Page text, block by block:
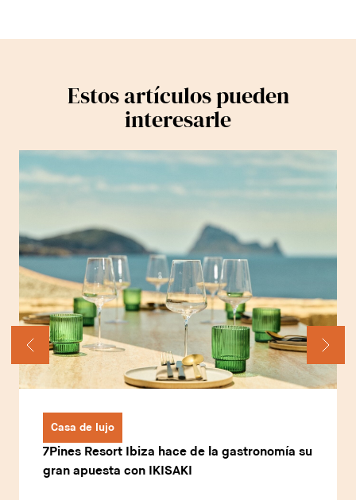
Estos artículos pueden
interesarle
Casa de lujo
7Pines Resort Ibiza hace de la gastronomía su
gran apuesta con IKISAKI